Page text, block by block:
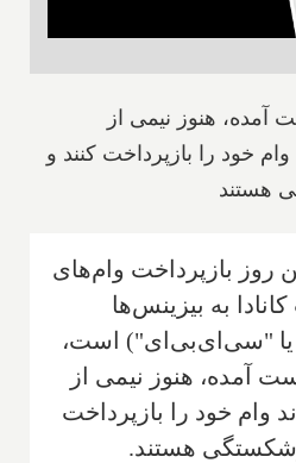
آمده، هنوز نیمی از
وام خود را بازپرداخت کنند و
هستند
روز بازپرداخت وام‌های
کانادا به بیزینس‌ها
"سی‌ای‌بی‌ای") است،
آمده، هنوز نیمی از
وام خود را بازپرداخت
هستند.